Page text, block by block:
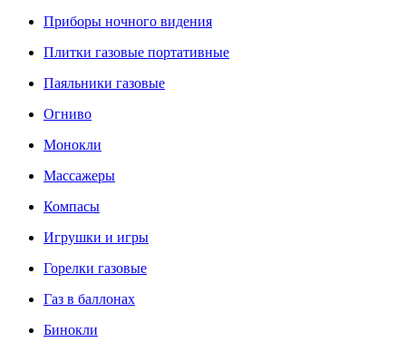
Приборы ночного видения
Плитки газовые портативные
Паяльники газовые
Огниво
Монокли
Массажеры
Компасы
Игрушки и игры
Горелки газовые
Газ в баллонах
Бинокли